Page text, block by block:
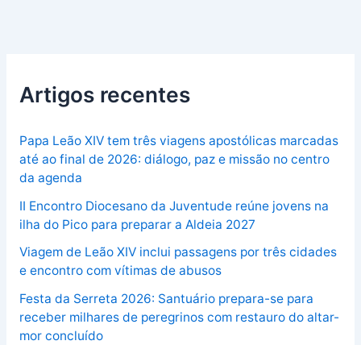
Artigos recentes
Papa Leão XIV tem três viagens apostólicas marcadas
até ao final de 2026: diálogo, paz e missão no centro
da agenda
II Encontro Diocesano da Juventude reúne jovens na
ilha do Pico para preparar a Aldeia 2027
Viagem de Leão XIV inclui passagens por três cidades
e encontro com vítimas de abusos
Festa da Serreta 2026: Santuário prepara-se para
receber milhares de peregrinos com restauro do altar-
mor concluído